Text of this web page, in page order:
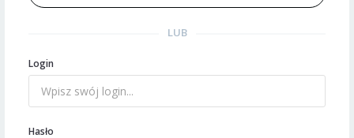
LUB
Login
Hasło